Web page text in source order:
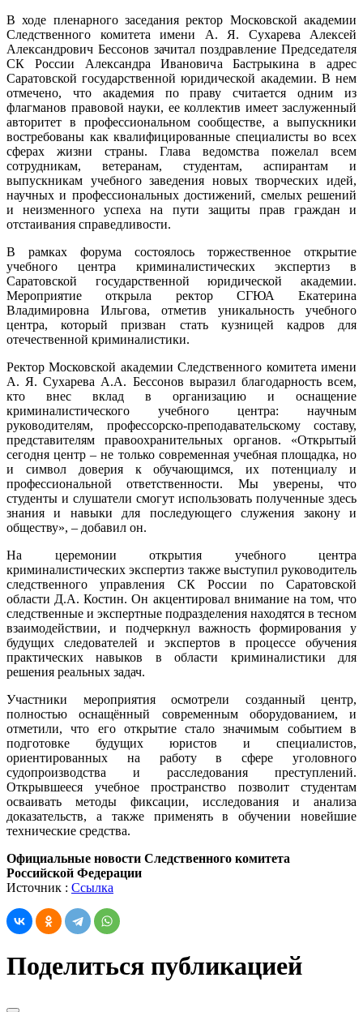
В ходе пленарного заседания ректор Московской академии
Следственного комитета имени А. Я. Сухарева Алексей
Александрович Бессонов зачитал поздравление Председателя
СК России Александра Ивановича Бастрыкина в адрес
Саратовской государственной юридической академии. В нем
отмечено, что академия по праву считается одним из
флагманов правовой науки, ее коллектив имеет заслуженный
авторитет в профессиональном сообществе, а выпускники
востребованы как квалифицированные специалисты во всех
сферах жизни страны. Глава ведомства пожелал всем
сотрудникам, ветеранам, студентам, аспирантам и
выпускникам учебного заведения новых творческих идей,
научных и профессиональных достижений, смелых решений
и неизменного успеха на пути защиты прав граждан и
отстаивания справедливости.
В рамках форума состоялось торжественное открытие
учебного центра криминалистических экспертиз в
Саратовской государственной юридической академии.
Мероприятие открыла ректор СГЮА Екатерина
Владимировна Ильгова, отметив уникальность учебного
центра, который призван стать кузницей кадров для
отечественной криминалистики.
Ректор Московской академии Следственного комитета имени
А. Я. Сухарева А.А. Бессонов выразил благодарность всем,
кто внес вклад в организацию и оснащение
криминалистического учебного центра: научным
руководителям, профессорско-преподавательскому составу,
представителям правоохранительных органов. «Открытый
сегодня центр – не только современная учебная площадка, но
и символ доверия к обучающимся, их потенциалу и
профессиональной ответственности. Мы уверены, что
студенты и слушатели смогут использовать полученные здесь
знания и навыки для последующего служения закону и
обществу», – добавил он.
На церемонии открытия учебного центра
криминалистических экспертиз также выступил руководитель
следственного управления СК России по Саратовской
области Д.А. Костин. Он акцентировал внимание на том, что
следственные и экспертные подразделения находятся в тесном
взаимодействии, и подчеркнул важность формирования у
будущих следователей и экспертов в процессе обучения
практических навыков в области криминалистики для
решения реальных задач.
Участники мероприятия осмотрели созданный центр,
полностью оснащённый современным оборудованием, и
отметили, что его открытие стало значимым событием в
подготовке будущих юристов и специалистов,
ориентированных на работу в сфере уголовного
судопроизводства и расследования преступлений.
Открывшееся учебное пространство позволит студентам
осваивать методы фиксации, исследования и анализа
доказательств, а также применять в обучении новейшие
технические средства.
Официальные новости Следственного комитета
Российской Федерации
Источник : Ссылка
Поделиться публикацией